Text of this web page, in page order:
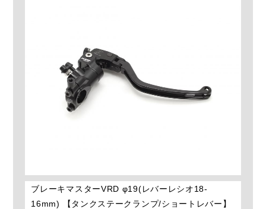
ブレーキマスターVRD φ19(レバーレシオ18-
16mm) 【タンクステークランプ/ショートレバー】